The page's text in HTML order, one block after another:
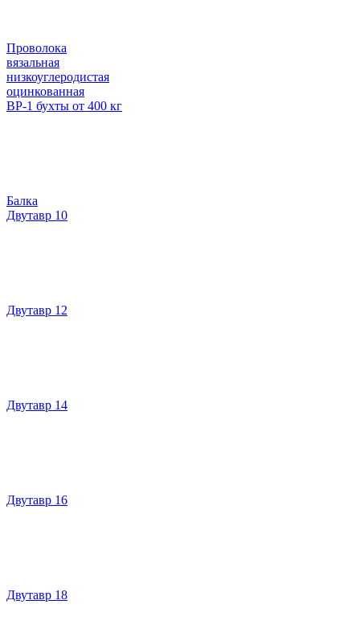
Проволока
вязальная
низкоуглеродистая
оцинкованная
ВР-1 бухты от 400 кг
Балка
Двутавр 10
Двутавр 12
Двутавр 14
Двутавр 16
Двутавр 18